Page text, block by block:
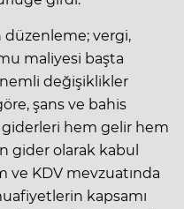
düzenleme; vergi,
maliyesi başta
değişiklikler
şans ve bahis
giderleri hem gelir hem
gider olarak kabul
ve KDV mevzuatında
kapsamı